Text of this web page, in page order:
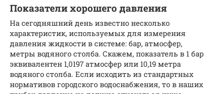
Показатели хорошего давления
На сегодняшний день известно несколько
характеристик, используемых для измерения
давления жидкости в системе: бар, атмосфер,
метры водяного столба. Скажем, показатель в 1 бар
эквивалентен 1,0197 атмосфер или 10,19 метра
водяного столба. Если исходить из стандартных
нормативов городского водоснабжения, то в наших